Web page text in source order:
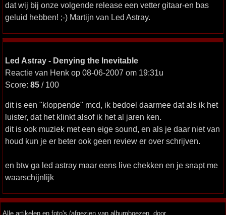
dat wij bij onze volgende release een vetter gitaar-en bas
geluid hebben! ;-) Martijn van Led Astray.
Led Astray - Denying the Inevitable
Reactie van Henk op 08-06-2007 om 19:31u
Score: 85 / 100
dit is een "kloppende" mcd, ik bedoel daarmee dat als ik het
luister, dat het klinkt alsof ik het al jaren ken.
dit is ook muziek met een eige sound, en als je daar niet van
houd kun je er beter ook geen review er over schrijven.
en btw ga led astray maar eens live chekken en je snapt me
waarschijnlijk
Alle artikelen en foto's (afgezien van albumhoezen, door